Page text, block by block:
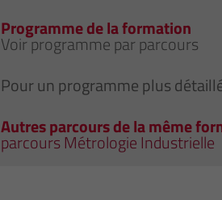
Programme de la formation
Voir programme par parcours
Pour un programme plus
Autres parcours de la même
parcours Métrologie Industrielle